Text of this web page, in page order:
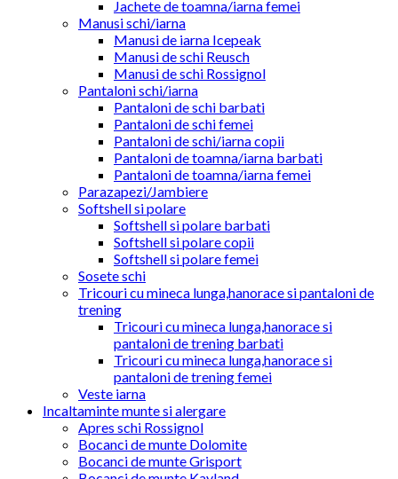
Jachete de toamna/iarna femei
Manusi schi/iarna
Manusi de iarna Icepeak
Manusi de schi Reusch
Manusi de schi Rossignol
Pantaloni schi/iarna
Pantaloni de schi barbati
Pantaloni de schi femei
Pantaloni de schi/iarna copii
Pantaloni de toamna/iarna barbati
Pantaloni de toamna/iarna femei
Parazapezi/Jambiere
Softshell si polare
Softshell si polare barbati
Softshell si polare copii
Softshell si polare femei
Sosete schi
Tricouri cu mineca lunga,hanorace si pantaloni de
trening
Tricouri cu mineca lunga,hanorace si
pantaloni de trening barbati
Tricouri cu mineca lunga,hanorace si
pantaloni de trening femei
Veste iarna
Incaltaminte munte si alergare
Apres schi Rossignol
Bocanci de munte Dolomite
Bocanci de munte Grisport